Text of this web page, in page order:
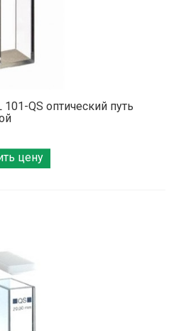
QS оптический путь
цену